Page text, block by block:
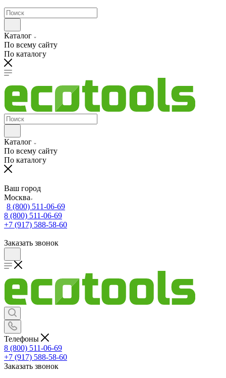
Каталог
По всему сайту
По каталогу
Каталог
По всему сайту
По каталогу
Ваш город
Москва
8 (800) 511-06-69
8 (800) 511-06-69
+7 (917) 588-58-60
Заказать звонок
Телефоны
8 (800) 511-06-69
+7 (917) 588-58-60
Заказать звонок